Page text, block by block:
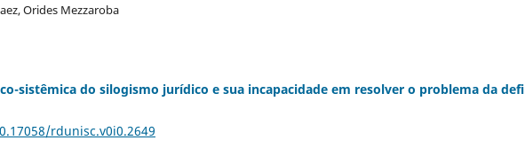
Orides Mezzaroba
sistêmica do silogismo jurídico e sua incapacidade em resolver o problema da
rdunisc.v0i0.2649